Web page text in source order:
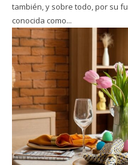
también, y sobre todo, por su
conocida como...